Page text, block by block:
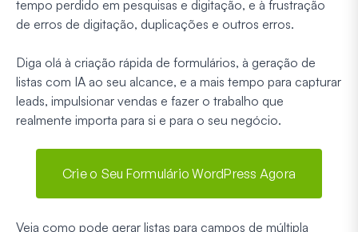
tempo perdido em pesquisas e digitação, e à frustração
de erros de digitação, duplicações e outros erros.
Diga olá à criação rápida de formulários, à geração de
listas com IA ao seu alcance, e a mais tempo para capturar
leads, impulsionar vendas e fazer o trabalho que
realmente importa para si e para o seu negócio.
Crie o Seu Formulário WordPress Agora
Veja como pode gerar listas para campos de múltipla